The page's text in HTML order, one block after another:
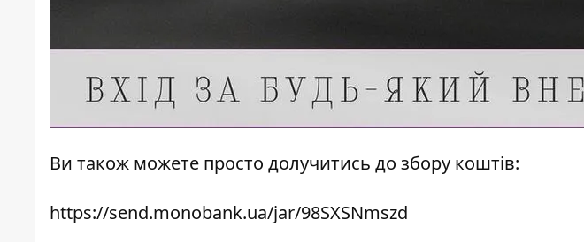
Ви також можете просто долучитись до збору коштів:
https://send.monobank.ua/jar/98SXSNmszd